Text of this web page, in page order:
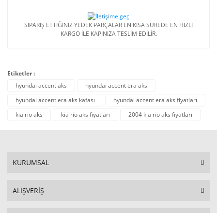
SİPARİŞ ETTİĞİNİZ YEDEK PARÇALAR EN KISA SÜREDE EN HIZLI
KARGO İLE KAPINIZA TESLİM EDİLİR.
Etiketler :
hyundai accent aks
hyundai accent era aks
hyundai accent era aks kafası
hyundai accent era aks fiyatları
kia rio aks
kia rio aks fiyatları 2004 kia rio aks fiyatları
KURUMSAL
ALIŞVERİŞ